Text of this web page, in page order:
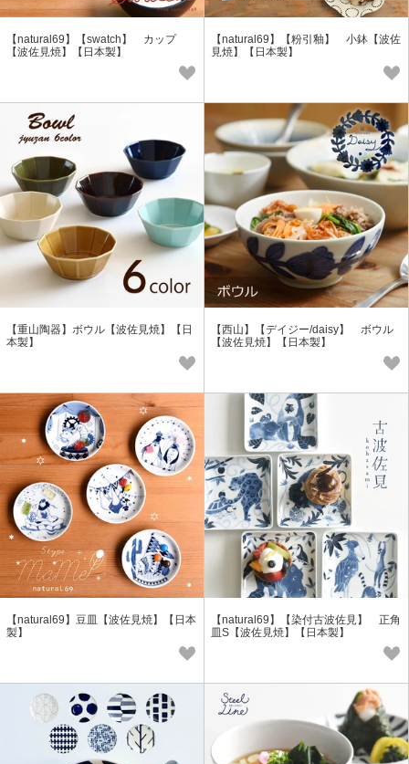
【natural69】【swatch】 カップ
【波佐見焼】【日本製】
【natural69】【粉引釉】 小鉢【波佐
見焼】【日本製】
【重山陶器】ボウル【波佐見焼】【日
本製】
【西山】【デイジー/daisy】 ボウル
【波佐見焼】【日本製】
【natural69】豆皿【波佐見焼】【日本
製】
【natural69】【染付古波佐見】 正角
皿S【波佐見焼】【日本製】